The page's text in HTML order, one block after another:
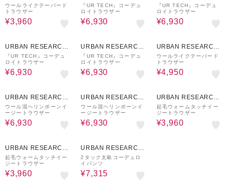
ware house
ウールライクテーパード
トラウザー
¥3,960
ware house
『UR TECH』コーデュ
ロイトラウザー
¥6,930
ware house
『UR TECH』コーデュ
ロイトラウザー
¥6,930
URBAN RESEARCH
ware house
『UR TECH』コーデュ
ロイトラウザー
¥6,930
URBAN RESEARCH
ware house
『UR TECH』コーデュ
ロイトラウザー
¥6,930
URBAN RESEARCH
ware house
ウールライクテーパード
トラウザー
¥4,950
URBAN RESEARCH
ware house
ウール混ヘリンボーンイ
ージートラウザー
¥6,930
URBAN RESEARCH
ware house
ウール混ヘリンボーンイ
ージートラウザー
¥6,930
URBAN RESEARCH
ware house
起毛ウォームタッチイー
ジートラウザー
¥3,960
URBAN RESEARCH
ware house
起毛ウォームタッチイー
ジートラウザー
¥3,960
URBAN RESEARCH
ware house
2タック太畝コーデュロ
イパンツ
¥7,315